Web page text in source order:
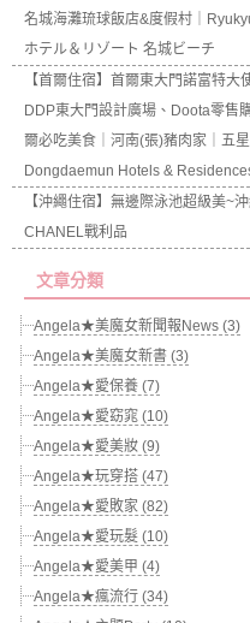
名城海灘琉球飯店&度假村｜
ホテル＆リゾート 名城ビーチ
【首爾住宿】首爾東大門諾富特
DDP東大門設計廣場、Doota零售
爾必吃美食｜河南(張)豬肉家｜五
Dongdaemun Hotels &
【沖繩住宿】無邊際泳池超級美
CHANEL戰利品
文章分類
Angela★美魔女新聞報News (3)
Angela★美魔女新書 (3)
Angela★愛保養 (7)
Angela★愛窈窕 (10)
Angela★愛美妝 (9)
Angela★玩穿搭 (47)
Angela★愛敗家 (82)
Angela★愛玩髮 (10)
Angela★愛美甲 (4)
Angela★瘋流行 (34)